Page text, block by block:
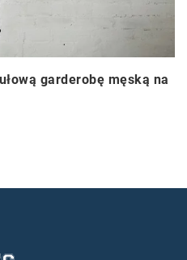
garderobę męską na